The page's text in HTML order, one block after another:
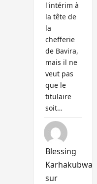
l'intérim à
la tête de
la
chefferie
de Bavira,
mais il ne
veut pas
que le
titulaire
soit…
Blessing
Karhakubwa
sur